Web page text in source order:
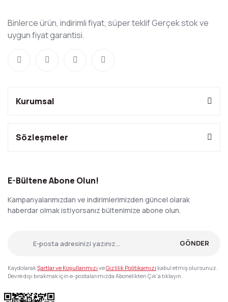
Binlerce ürün, indirimli fiyat, süper teklif Gerçek stok ve
uygun fiyat garantisi.
Kurumsal
Sözleşmeler
E-Bültene Abone Olun!
Kampanyalarımızdan ve indirimlerimizden güncel olarak
haberdar olmak istiyorsanız bültenimize abone olun.
GÖNDER
KaydolarakŞartlar ve Koşullarımızı veGizlilik Politikamızı kabul etmiş olursunuz.
Devre dışı bırakmak için e-postalarımızda Abonelikten Çık'a tıklayın.